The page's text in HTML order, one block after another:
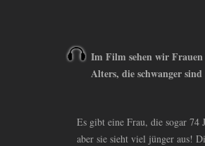
Im Film sehen wir
Alters, die schwanger
Es gibt eine Frau, die sogar 74
aber sie sieht viel jünger aus!